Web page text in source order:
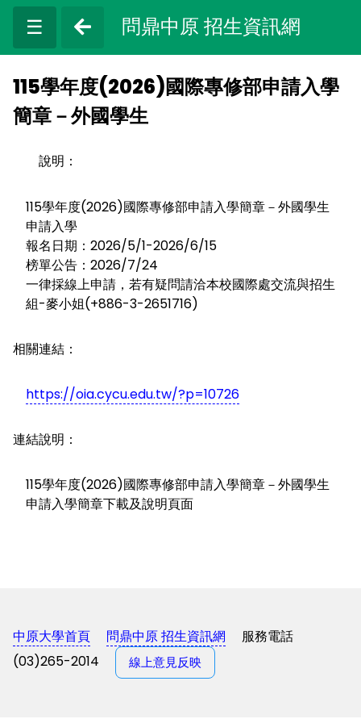
☰ 問鼎中原 招生資訊網
115學年度(2026)國際專修部申請入學
簡章－外國學生
說明：
115學年度(2026)國際專修部申請入學簡章－外國學生
申請入學
報名日期：2026/5/1-2026/6/15
榜單公告：2026/7/24
一律採線上申請，若有疑問請洽本校國際處交流與招生
組-麥小姐(+886-3-2651716)
相關連結：
https://oia.cycu.edu.tw/?p=10726
連結說明：
115學年度(2026)國際專修部申請入學簡章－外國學生
申請入學簡章下載及說明頁面
中原大學首頁 問鼎中原 招生資訊網
服務電話
(03)265-2014
線上意見反映